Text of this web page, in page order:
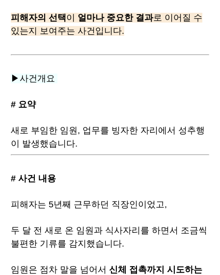
피해자의 선택이 얼마나 중요한 결과로 이어질 수
있는지 보여주는 사건입니다.
▶사건개요
# 요약
새로 부임한 임원, 업무를 빙자한 자리에서 성추행
이 발생했습니다.
# 사건 내용
피해자는 5년째 근무하던 직장인이었고,
두 달 전 새로 온 임원과 식사자리를 하면서 조금씩
불편한 기류를 감지했습니다.
임원은 점차 말을 넘어서 신체 접촉까지 시도하는